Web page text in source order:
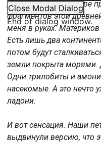
Close Modal Dialog
End of dialog window.
демонстрации в эфире
фрагментов этой
меня в руках.
Есть лишь два
потом будут
земли покрыта морями.
Одни трилобиты и
насекомые. А это нечто
ладони.
И вот сенсация. Наши
выдвинули версию, что